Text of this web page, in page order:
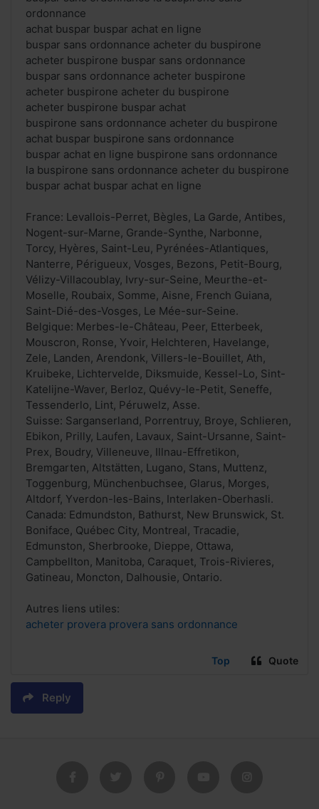
ordonnance
achat buspar buspar achat en ligne
buspar sans ordonnance acheter du buspirone
acheter buspirone buspar sans ordonnance
buspar sans ordonnance acheter buspirone
acheter buspirone acheter du buspirone
acheter buspirone buspar achat
buspirone sans ordonnance acheter du buspirone
achat buspar buspirone sans ordonnance
buspar achat en ligne buspirone sans ordonnance
la buspirone sans ordonnance acheter du buspirone
buspar achat buspar achat en ligne
France: Levallois-Perret, Bègles, La Garde, Antibes,
Nogent-sur-Marne, Grande-Synthe, Narbonne,
Torcy, Hyères, Saint-Leu, Pyrénées-Atlantiques,
Nanterre, Périgueux, Vosges, Bezons, Petit-Bourg,
Vélizy-Villacoublay, Ivry-sur-Seine, Meurthe-et-
Moselle, Roubaix, Somme, Aisne, French Guiana,
Saint-Dié-des-Vosges, Le Mée-sur-Seine.
Belgique: Merbes-le-Château, Peer, Etterbeek,
Mouscron, Ronse, Yvoir, Helchteren, Havelange,
Zele, Landen, Arendonk, Villers-le-Bouillet, Ath,
Kruibeke, Lichtervelde, Diksmuide, Kessel-Lo, Sint-
Katelijne-Waver, Berloz, Quévy-le-Petit, Seneffe,
Tessenderlo, Lint, Péruwelz, Asse.
Suisse: Sarganserland, Porrentruy, Broye, Schlieren,
Ebikon, Prilly, Laufen, Lavaux, Saint-Ursanne, Saint-
Prex, Boudry, Villeneuve, Illnau-Effretikon,
Bremgarten, Altstätten, Lugano, Stans, Muttenz,
Toggenburg, Münchenbuchsee, Glarus, Morges,
Altdorf, Yverdon-les-Bains, Interlaken-Oberhasli.
Canada: Edmundston, Bathurst, New Brunswick, St.
Boniface, Québec City, Montreal, Tracadie,
Edmunston, Sherbrooke, Dieppe, Ottawa,
Campbellton, Manitoba, Caraquet, Trois-Rivieres,
Gatineau, Moncton, Dalhousie, Ontario.
Autres liens utiles:
acheter provera provera sans ordonnance
Top Quote
Reply